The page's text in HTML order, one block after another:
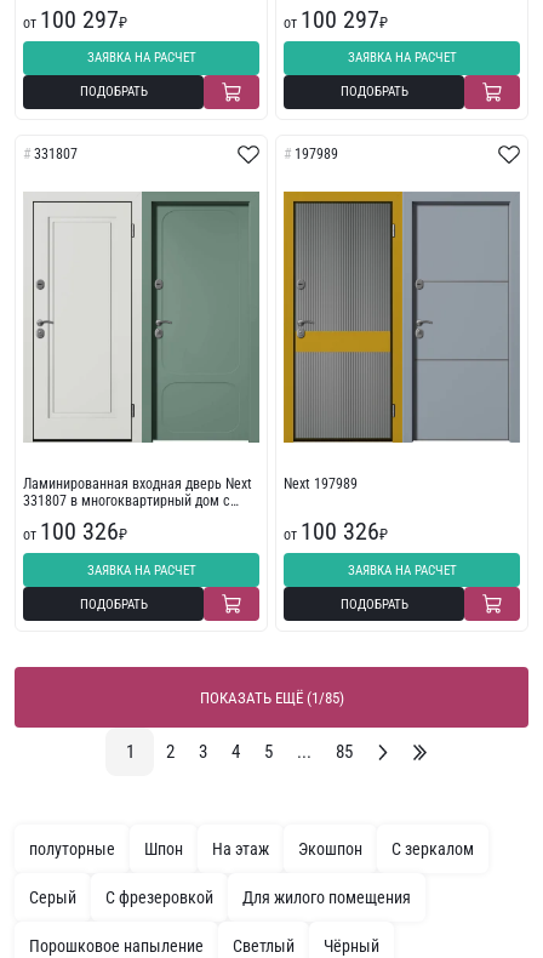
от 100 297₽
ЗАЯВКА НА РАСЧЕТ
ПОДОБРАТЬ
от 100 297₽
ЗАЯВКА НА РАСЧЕТ
ПОДОБРАТЬ
331807
Ламинированная входная дверь Next
331807 в многоквартирный дом с
от 100 326₽
ЗАЯВКА НА РАСЧЕТ
ПОДОБРАТЬ
197989
Next 197989
от 100 326₽
ЗАЯВКА НА РАСЧЕТ
ПОДОБРАТЬ
ПОКАЗАТЬ ЕЩЁ (1/85)
1 2 3 4 5 ... 85
полуторные Шпон На этаж Экошпон С зеркалом
Серый С фрезеровкой Для жилого помещения
Порошковое напыление Светлый Чёрный